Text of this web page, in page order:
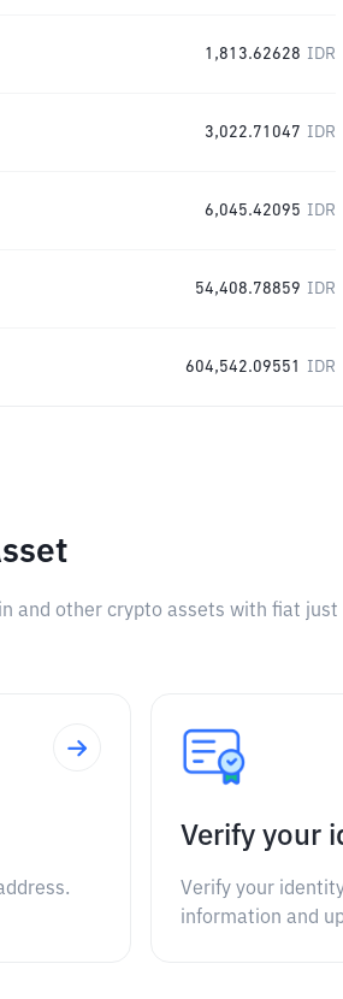
1,813.62628 IDR
3,022.71047 IDR
6,045.42095 IDR
54,408.78859 IDR
604,542.09551 IDR
and other crypto assets with fiat
Verify your
Verify your
information and